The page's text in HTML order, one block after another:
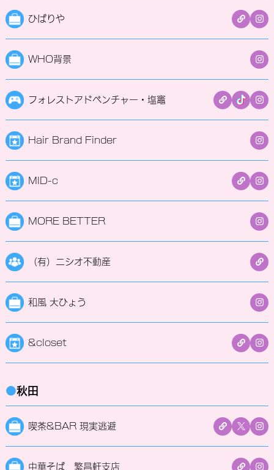
ひばりや
WHO背景
フォレストアドベンチャー・塩竈
Hair Brand Finder
MID-c
MORE BETTER
（有）ニシオ不動産
和風 大ひょう
&closet
●秋田
喫茶&BAR 現実逃避
中華そば 繁昌軒支店